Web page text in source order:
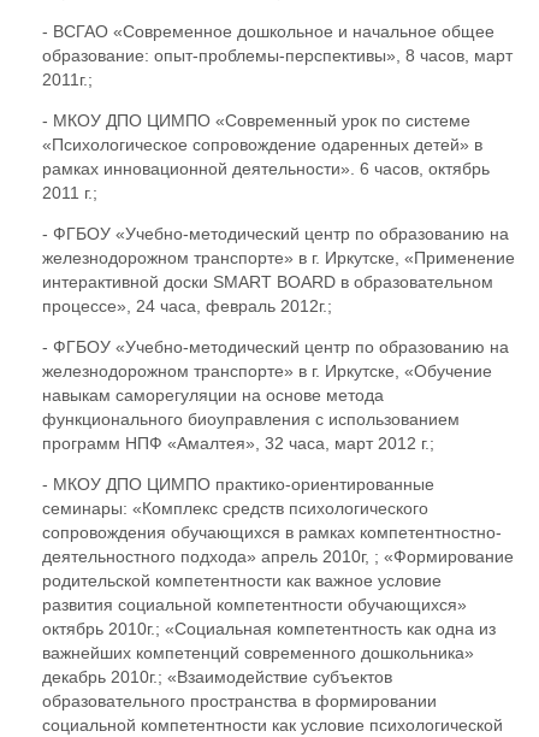
- ВСГАО «Современное дошкольное и начальное общее
образование: опыт-проблемы-перспективы», 8 часов, март
2011г.;
- МКОУ ДПО ЦИМПО «Современный урок по системе
«Психологическое сопровождение одаренных детей» в
рамках инновационной деятельности». 6 часов, октябрь
2011 г.;
- ФГБОУ «Учебно-методический центр по образованию на
железнодорожном транспорте» в г. Иркутске, «Применение
интерактивной доски SMART BOARD в образовательном
процессе», 24 часа, февраль 2012г.;
- ФГБОУ «Учебно-методический центр по образованию на
железнодорожном транспорте» в г. Иркутске, «Обучение
навыкам саморегуляции на основе метода
функционального биоуправления с использованием
программ НПФ «Амалтея», 32 часа, март 2012 г.;
- МКОУ ДПО ЦИМПО практико-ориентированные
семинары: «Комплекс средств психологического
сопровождения обучающихся в рамках компетентностно-
деятельностного подхода» апрель 2010г, ; «Формирование
родительской компетентности как важное условие
развития социальной компетентности обучающихся»
октябрь 2010г.; «Социальная компетентность как одна из
важнейших компетенций современного дошкольника»
декабрь 2010г.; «Взаимодействие субъектов
образовательного пространства в формировании
социальной компетентности как условие психологической